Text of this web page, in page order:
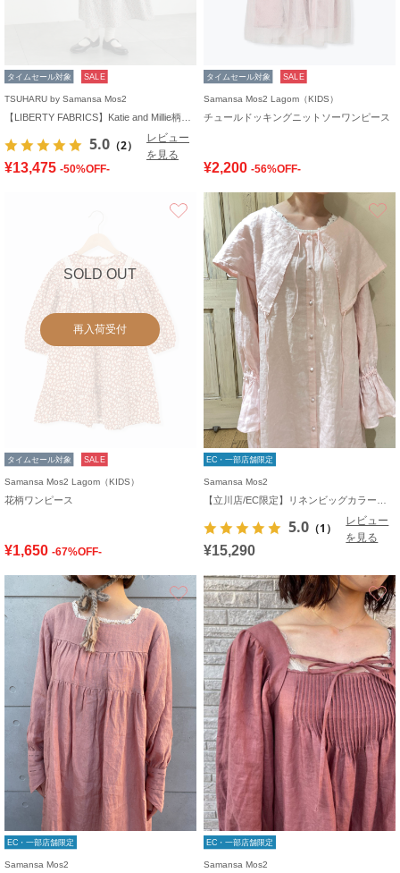
タイムセール対象 SALE
TSUHARU by Samansa Mos2
5.0 （2）
レビュー
を見る
¥13,475 -50%OFF-
タイムセール対象 SALE
Samansa Mos2 Lagom（KIDS）
チュールドッキングニットソーワンピース
¥2,200 -56%OFF-
SOLD OUT
再入荷受付
お気に入り
タイムセール対象 SALE
Samansa Mos2 Lagom（KIDS）
花柄ワンピース
¥1,650 -67%OFF-
EC・一部店舗限定
Samansa Mos2
5.0 （1）
レビュー
を見る
¥15,290
お気に入り
EC・一部店舗限定
Samansa Mos2
EC・一部店舗限定
Samansa Mos2